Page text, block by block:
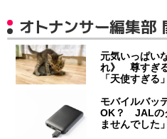
オトナンサー編集部
元気いっぱい
れ》 尊すぎる
「天使すぎる」
モバイルバッ
OK？ JALの
ませんでした」